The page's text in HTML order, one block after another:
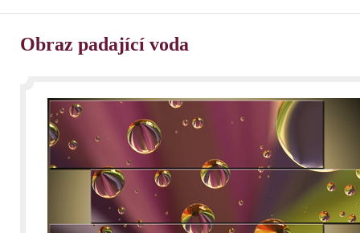
Obraz padající voda